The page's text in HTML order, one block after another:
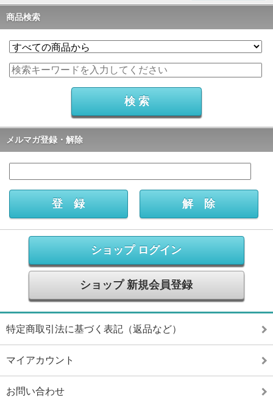
商品検索
メルマガ登録・解除
ショップ ログイン
ショップ 新規会員登録
特定商取引法に基づく表記（返品など）
マイアカウント
お問い合わせ